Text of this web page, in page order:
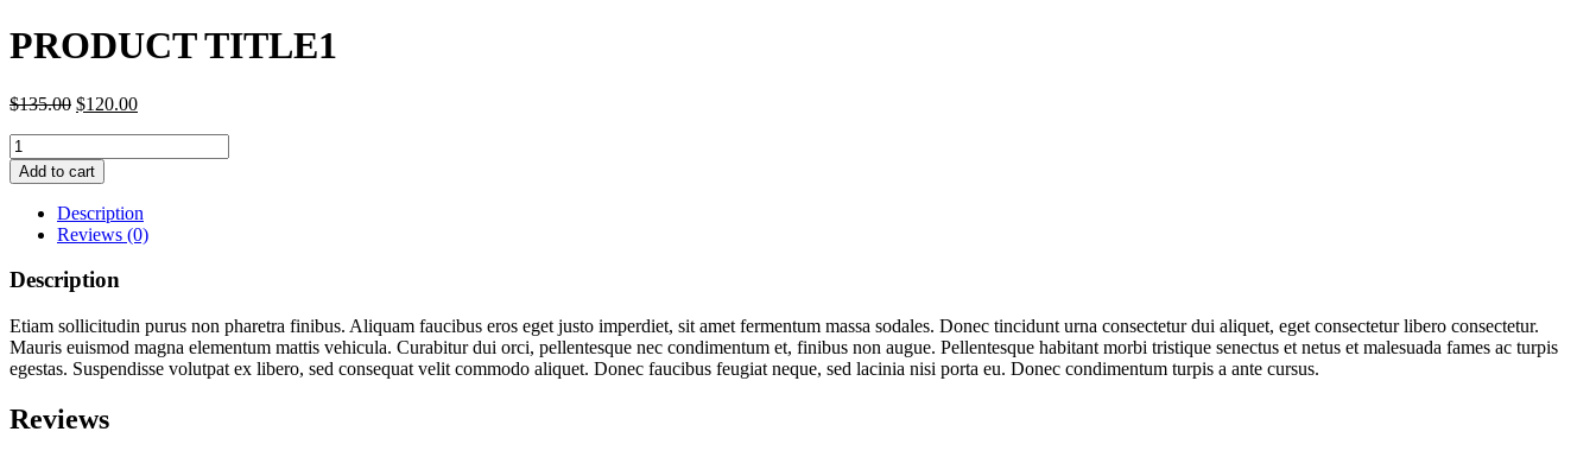
PRODUCT TITLE1
$135.00 Original
$135.00.
$120.00Current
Quantity
Add to cart
Description
Reviews (0)
Description
Etiam sollicitudin purus non pharetra finibus. Aliquam faucibus eros eget justo imperdiet, sit amet fermentum massa sodales. Donec tincidunt urna consectetur dui aliquet, eget consectetur libero consectetur.
Mauris euismod magna elementum mattis vehicula. Curabitur dui orci, pellentesque nec condimentum et, finibus non augue. Pellentesque habitant morbi tristique senectus et netus et malesuada fames ac turpis
egestas. Suspendisse volutpat ex libero, sed consequat velit commodo aliquet. Donec faucibus feugiat neque, sed lacinia nisi porta eu. Donec condimentum turpis a ante cursus.
Reviews